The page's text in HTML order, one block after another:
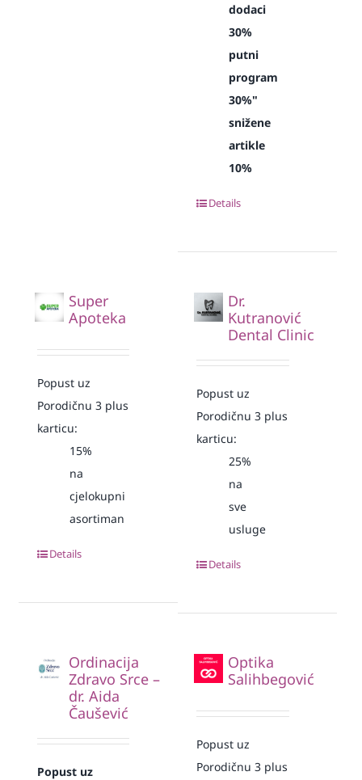
dodaci
30%
putni
program
30%"
snižene
artikle
10%
Details
Super
Apoteka
Popust uz
Porodičnu 3 plus
karticu:
15%
na
cjelokupni
asortiman
Details
Dr.
Kutranović
Dental Clinic
Popust uz
Porodičnu 3 plus
karticu:
25%
na
sve
usluge
Details
Ordinacija
Zdravo Srce –
dr. Aida
Čaušević
Popust uz
Optika
Salihbegović
Popust uz
Porodičnu 3 plus